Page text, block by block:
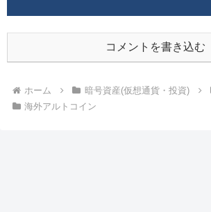
コメントを書き込む
ホーム 暗号資産(仮想通貨・投資)
海外アルトコイン